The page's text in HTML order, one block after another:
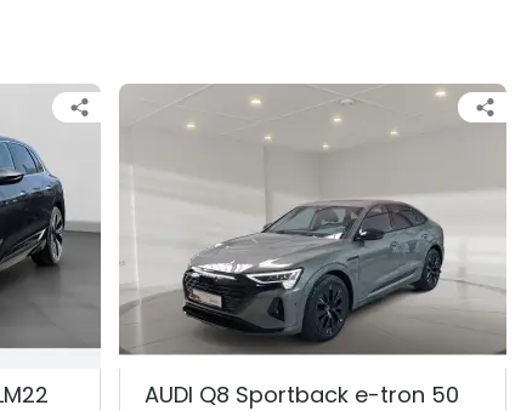
AUDI Q8 Sportback e-tron 50